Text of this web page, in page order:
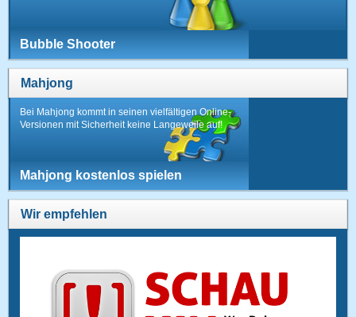
Bubble Shooter
Mahjong
Bei Mahjong kommt in seinen vielfältigen Online-
Versionen mit Sicherheit keine Langeweile auf!
Mahjong kostenlos spielen
Wir empfehlen